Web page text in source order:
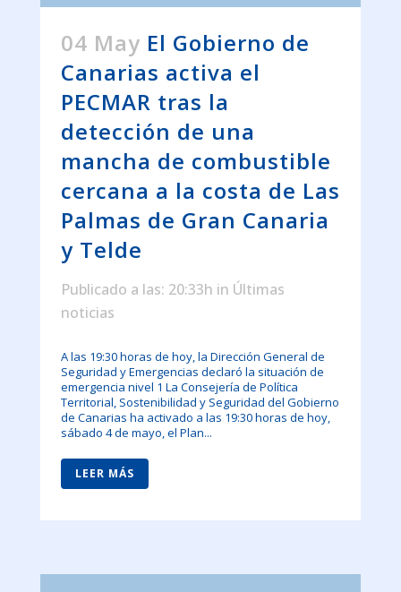
04 May El Gobierno de
Canarias activa el
PECMAR tras la
detección de una
mancha de combustible
cercana a la costa de Las
Palmas de Gran Canaria
y Telde
Publicado a las: 20:33h in Últimas
noticias
A las 19:30 horas de hoy, la Dirección General de
Seguridad y Emergencias declaró la situación de
emergencia nivel 1 La Consejería de Política
Territorial, Sostenibilidad y Seguridad del Gobierno
de Canarias ha activado a las 19:30 horas de hoy,
sábado 4 de mayo, el Plan...
LEER MÁS